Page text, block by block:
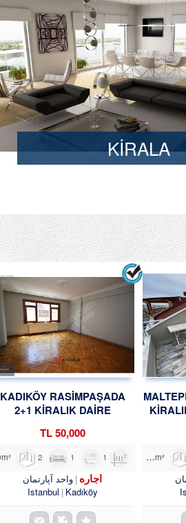
KİRALA
KADIKÖY RASİMPAŞADA
2+1 KİRALIK DAİRE
50,000 TL
2 1 1
اجاره واحد آپارتمان
Istanbul Kadıköy